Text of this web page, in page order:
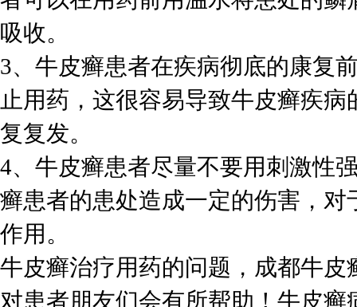
吸收。
3、牛皮癣患者在疾病彻底的康复
止用药，这很容易导致牛皮癣疾
复复发。
4、牛皮癣患者尽量不要用刺激性
癣患者的患处造成一定的伤害，
作用。
牛皮癣治疗用药的问题，成都牛
对患者朋友们会有所帮助！牛皮